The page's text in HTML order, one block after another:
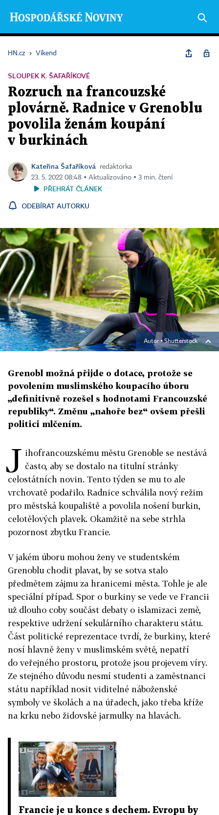
HN.cz › Víkend
SLOUPEK K. ŠAFAŘÍKOVÉ
Rozruch na francouzské
plovárně. Radnice v Grenoblu
povolila ženám koupání
v burkinách
Kateřina Šafaříková
redaktorka
23. 5. 2022 08:48 ▪ Aktualizováno ▪ 3 min. čtení
PŘEHRÁT ČLÁNEK
ODEBÍRAT AUTORKU
Autor ▪Shutterstock
Grenobl možná přijde o dotace, protože se
povolením muslimského koupacího úboru
„definitivně rozešel s hodnotami Francouzské
republiky“. Změnu „nahoře bez“ ovšem přešli
politici mlčením.
J ihofrancouzskému městu Grenoble se nestává
často, aby se dostalo na titulní stránky
celostátních novin. Tento týden se mu to ale
vrchovatě podařilo. Radnice schválila nový režim
pro městská koupaliště a povolila nošení burkin,
celotělových plavek. Okamžitě na sebe strhla
pozornost zbytku Francie.
V jakém úboru mohou ženy ve studentském
Grenoblu chodit plavat, by se sotva stalo
předmětem zájmu za hranicemi města. Tohle je ale
speciální případ. Spor o burkiny se vede ve Francii
už dlouho coby součást debaty o islamizaci země,
respektive udržení sekulárního charakteru státu.
Část politické reprezentace tvrdí, že burkiny, které
nosí hlavně ženy v muslimském světě, nepatří
do veřejného prostoru, protože jsou projevem víry.
Ze stejného důvodu nesmí studenti a zaměstnanci
státu například nosit viditelné náboženské
symboly ve školách a na úřadech, jako třeba kříže
na krku nebo židovské jarmulky na hlavách.
Francie je u konce s dechem. Evropu by